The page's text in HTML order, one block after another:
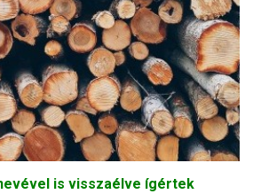
is visszaélve ígértek